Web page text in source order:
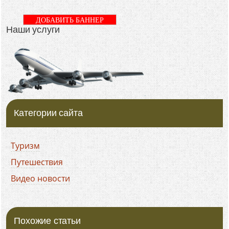
Наши услуги
ДОБАВИТЬ БАННЕР
Категории сайта
Туризм
Путешествия
Видео новости
Похожие статьи